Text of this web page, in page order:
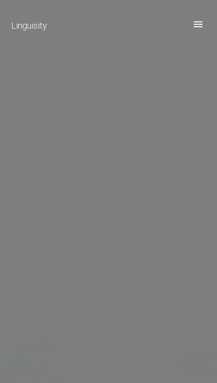
Linguisity